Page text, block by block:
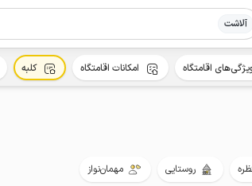
آلاشت
روستایی مهمان‌نواز
اقامتگاه امکانات اقامتگاه کلبه